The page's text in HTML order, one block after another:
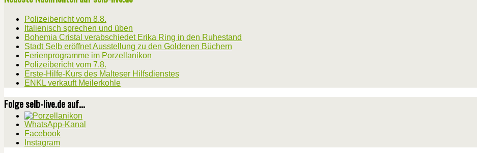
Polizeibericht vom 8.8.
Italienisch sprechen und üben
Bohemia Cristal verabschiedet Erika Ring in den Ruhestand
Stadt Selb eröffnet Ausstellung zu den Goldenen Büchern
Ferienprogramme im Porzellanikon
Polizeibericht vom 7.8.
Erste-Hilfe-Kurs des Malteser Hilfsdienstes
ENKL verkauft Meilerkohle
Folge selb-live.de auf...
WhatsApp-Kanal
Facebook
Instagram